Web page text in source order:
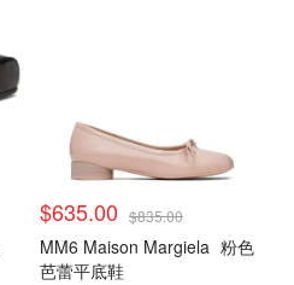
$635.00 $835.00
MM6 Maison Margiela 粉色
芭蕾平底鞋